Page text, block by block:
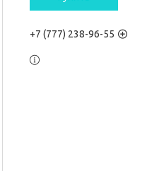
+7 (777) 238-96-55